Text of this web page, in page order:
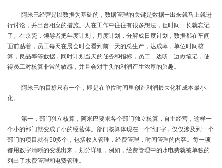
阿米巴经营是以数据为基础的，数据管理的关键是数据一出来就马上就进
行讨论，并出台相应的措施。人在工作中往往有很多想法，但时间一长就忘记
了。在京瓷，领导者把年度计划，月度计划，分解成日度计划，数据都在车间
面前贴着，员工每天在晨会时会看到前一天的总生产，达成率，单位时间核
算，良品率等数据，同时计划当天的任务和指标，员工一边听一边做笔记，使
得员工对核算非常的敏感，并且会对手头的利润产生浓厚的兴趣。
阿米巴的目标只有一个，即是在单位时间里创造利润最大化和成本最小
化。
第一，部门独立核算，阿米巴要求各个部门独立核算，自主经营，这样一
个小的部门就变成了小的经营体。部门核算体现在一个“细”字，仅仅涉及到一个
部门的项目就有50多个，包括收入管理，经费管理，时间管理的内容。每一项
都用数字清晰的变现出来，划分详细，例如，经费管理中的水电费就被单独的
列出了水费管理和电费管理。